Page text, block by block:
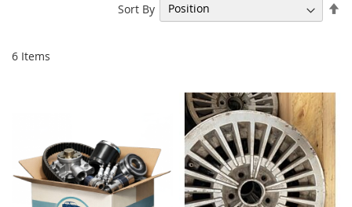
6 Items
Sort By